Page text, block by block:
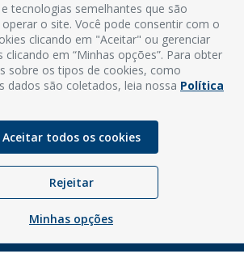
Capitão Vicente de Brito, S/N - Centro
59598-000 - Guamaré - RN
Contato: (84) 3525-2032
diretoria@guamare.rn.leg.br
a sexta-feira, das 8h às 12h
| Câmara Municipal de Guamaré - RN |
por
tecnologias semelhantes que são
o site. Você pode consentir com o
clicando em "Aceitar" ou gerenciar
clicando em “Minhas opções”. Para obter
sobre os tipos de cookies, como
dados são coletados, leia nossa Política
Aceitar todos os cookies
Rejeitar
Minhas opções